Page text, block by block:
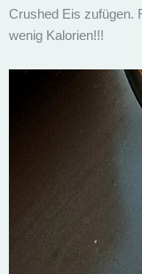
Crushed Eis zufügen.
wenig Kalorien!!!